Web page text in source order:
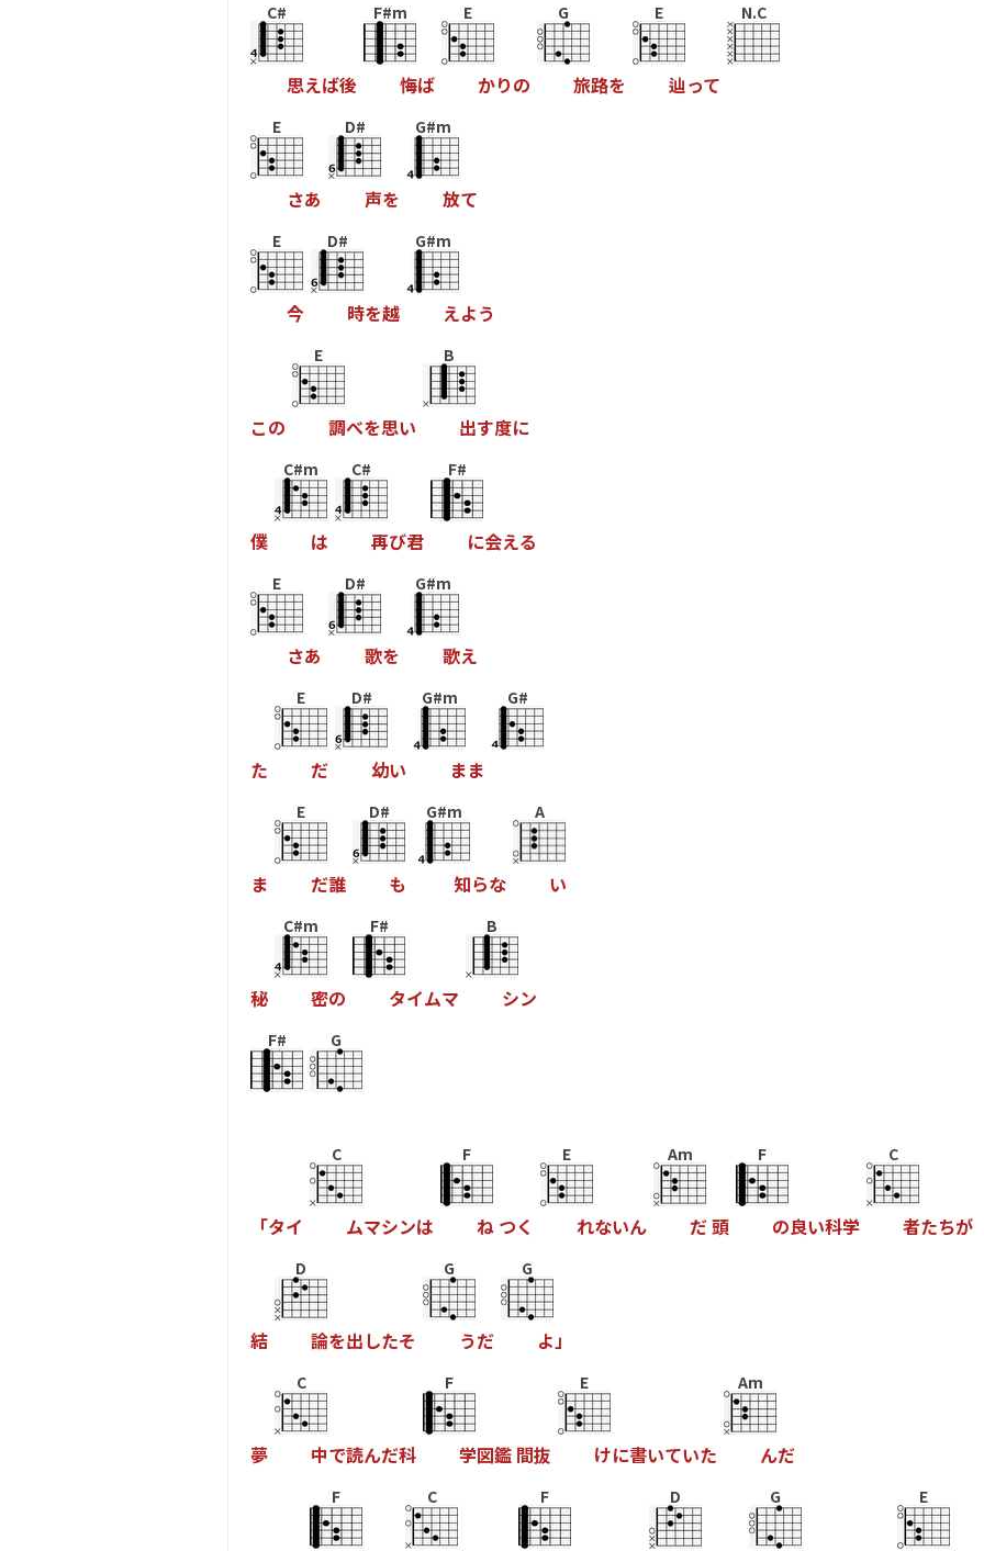
C#
思えば後
F#m
悔ば
E
かりの
G
旅路を
E
辿って
N.C
E
さあ
D#
声を
G#m
放て
E
今
D#
時を越
G#m
えよう
この
E
調べを思い
B
出す度に
僕
C#m
は
C#
再び君
F#
に会える
E
さあ
D#
歌を
G#m
歌え
た
E
だ
D#
幼い
G#m
まま
G#
ま
E
だ誰
D#
も
G#m
知らな
A
い
秘
C#m
密の
F#
タイムマ
B
シン
F# G
「タイ
C
ムマシンは
F
ね つく
E
れないん
Am
だ頭
F
の良い科学
C
者たちが
結
D
論を出したそ
G
うだ
G
よ」
夢
C
中で読んだ科
F
学図鑑 間抜
E
けに書いていた
Am
んだ
F C F D G E